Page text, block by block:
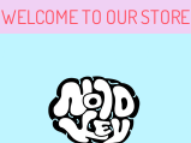
WELCOME TO OUR STORE